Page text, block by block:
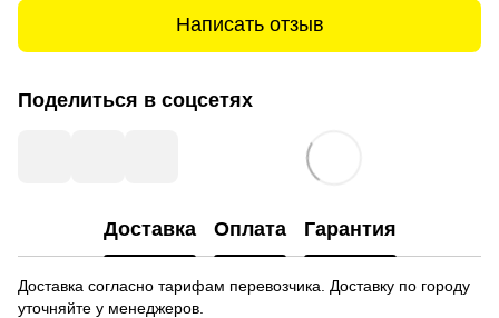
Написать отзыв
Поделиться в соцсетях
Доставка Оплата Гарантия
Доставка согласно тарифам перевозчика. Доставку по городу
уточняйте у менеджеров.